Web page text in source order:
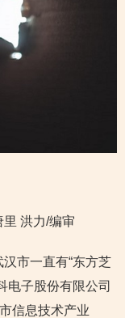
里 洪力/编审
市一直有“东方芝
电子股份有限公司
信息技术产业